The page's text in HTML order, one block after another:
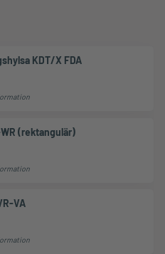
KDT/X FDA
(rektangulär)
VA